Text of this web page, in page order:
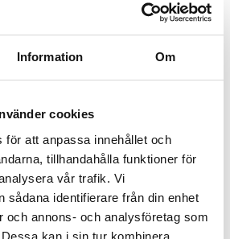
Information Om
cookies
för att anpassa innehållet och
tillhandahålla funktioner för
vår trafik. Vi
sådana identifierare från din enhet
och annons- och analysföretag som
kan i sin tur kombinera
AVHANDLING